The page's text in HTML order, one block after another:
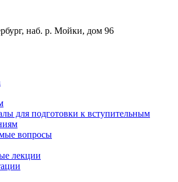
наб. р. Мойки, дом 96
для подготовки к вступительным
вопросы
лекции